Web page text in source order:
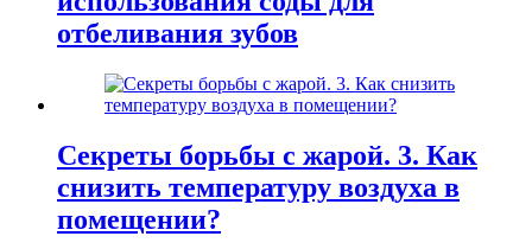
отбеливания зубов
Секреты борьбы с жарой. 3. Как
снизить температуру воздуха в
помещении?